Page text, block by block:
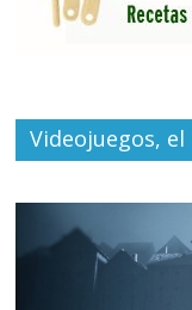
Videojuegos,